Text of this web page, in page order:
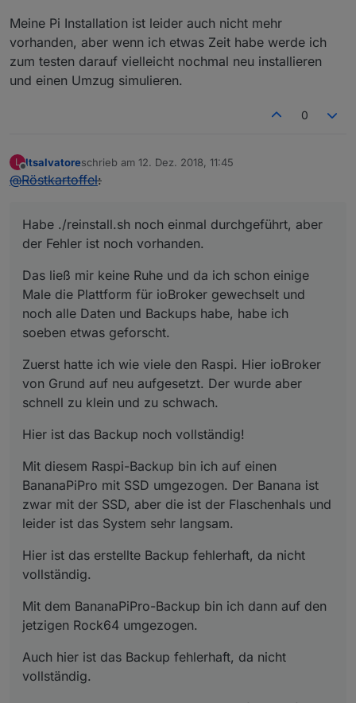
Meine Pi Installation ist leider auch nicht mehr
vorhanden, aber wenn ich etwas Zeit habe werde ich
zum testen darauf vielleicht nochmal neu installieren
und einen Umzug simulieren.
0
L
Offline
ltsalvatoreschrieb am 12. Dez. 2018, 11:45
zuletzt editiert von
@Röstkartoffel:
Habe ./reinstall.sh noch einmal durchgeführt, aber
der Fehler ist noch vorhanden.
Das ließ mir keine Ruhe und da ich schon einige
Male die Plattform für ioBroker gewechselt und
noch alle Daten und Backups habe, habe ich
soeben etwas geforscht.
Zuerst hatte ich wie viele den Raspi. Hier ioBroker
von Grund auf neu aufgesetzt. Der wurde aber
schnell zu klein und zu schwach.
Hier ist das Backup noch vollständig!
Mit diesem Raspi-Backup bin ich auf einen
BananaPiPro mit SSD umgezogen. Der Banana ist
zwar mit der SSD, aber die ist der Flaschenhals und
leider ist das System sehr langsam.
Hier ist das erstellte Backup fehlerhaft, da nicht
vollständig.
Mit dem BananaPiPro-Backup bin ich dann auf den
jetzigen Rock64 umgezogen.
Auch hier ist das Backup fehlerhaft, da nicht
vollständig.